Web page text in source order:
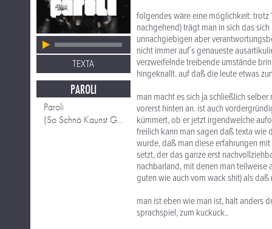
TEXTA
PAROLI
Paroli
(So Schnö Kaunst Gor Net) Schaun! feat Attwenger
folgendes wäre eine möglichkeit:
nachgehend) trägt man in sich das
unnachgiebigen aber
nicht immer auf´s genaueste
verzweifelnde treibende umstände
hingeknallt. auf daß die leute etwas
man macht es sich ja schließlich
vorerst hinten an. ist auch
kümmert, ob er jetzt irgendwelche
freilich kann man sagen daß texta
wurde, daß man diese erfahrungen
setzt, der das ganze erst
nachbarland, mit denen man
guten wie auch vom wack shit) als
man ist eben wie man ist, halt anders
sprachspiel, zum kuckuck..